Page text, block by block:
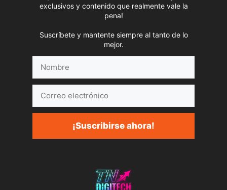
exclusivos y contenido que realmente vale la
pena!
Suscríbete y mantente siempre al tanto de lo
mejor.
electrónico
¡Suscribirse ahora!